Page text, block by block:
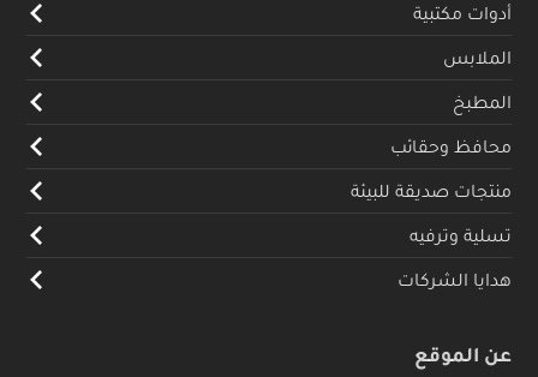
أدوات مكتبية
الملابس
المطبخ
محافظ وحقائب
منتجات صديقة للبيئة
تسلية وترفيه
هدايا الشركات
عن الموقع